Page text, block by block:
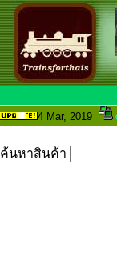
4 Mar, 2019
ค้นหาสินค้า